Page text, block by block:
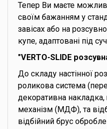
Тепер Ви маєте
своїм бажанням у
завісах або на
купе, адаптовані під
"VERTO-SLIDE
До складу настінної
роликова система
декоративна
механізм (МДФ), та
відбійний брус